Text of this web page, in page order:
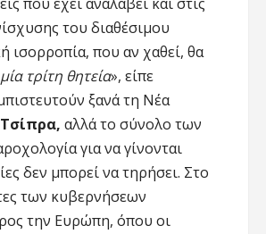
του διαθέσιμου
ισορροπία, που αν χαθεί, θα
τρίτη θητεία», είπε
ξανά τη Νέα
αλλά το σύνολο των
για να γίνονται
δεν μπορεί να τηρήσει. Στο
των κυβερνήσεων
την Ευρώπη, όπου οι